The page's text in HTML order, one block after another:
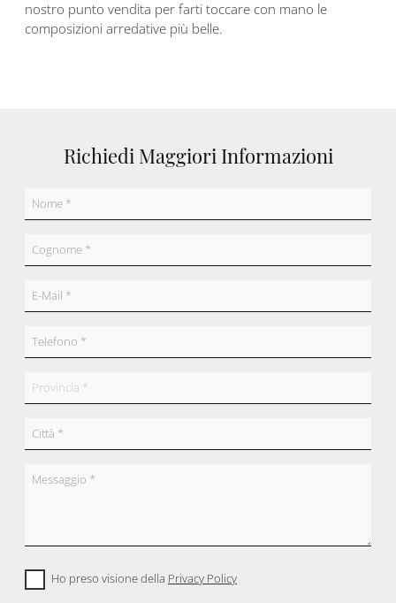
nostro punto vendita per farti toccare con mano le
composizioni arredative più belle.
Richiedi Maggiori Informazioni
Ho preso visione della Privacy Policy